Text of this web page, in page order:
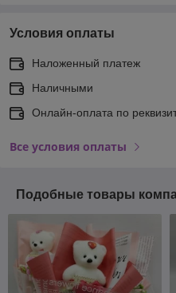
Условия оплаты
Наложенный платеж
Наличными
Онлайн-оплата по
Все условия оплаты
Подобные товары